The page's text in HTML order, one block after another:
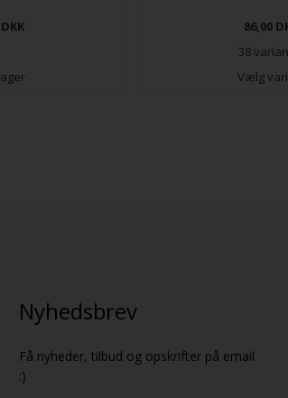
DKK 86,00
38
Vælg
Nyhedsbrev
Få nyheder, tilbud og opskrifter på email
:)